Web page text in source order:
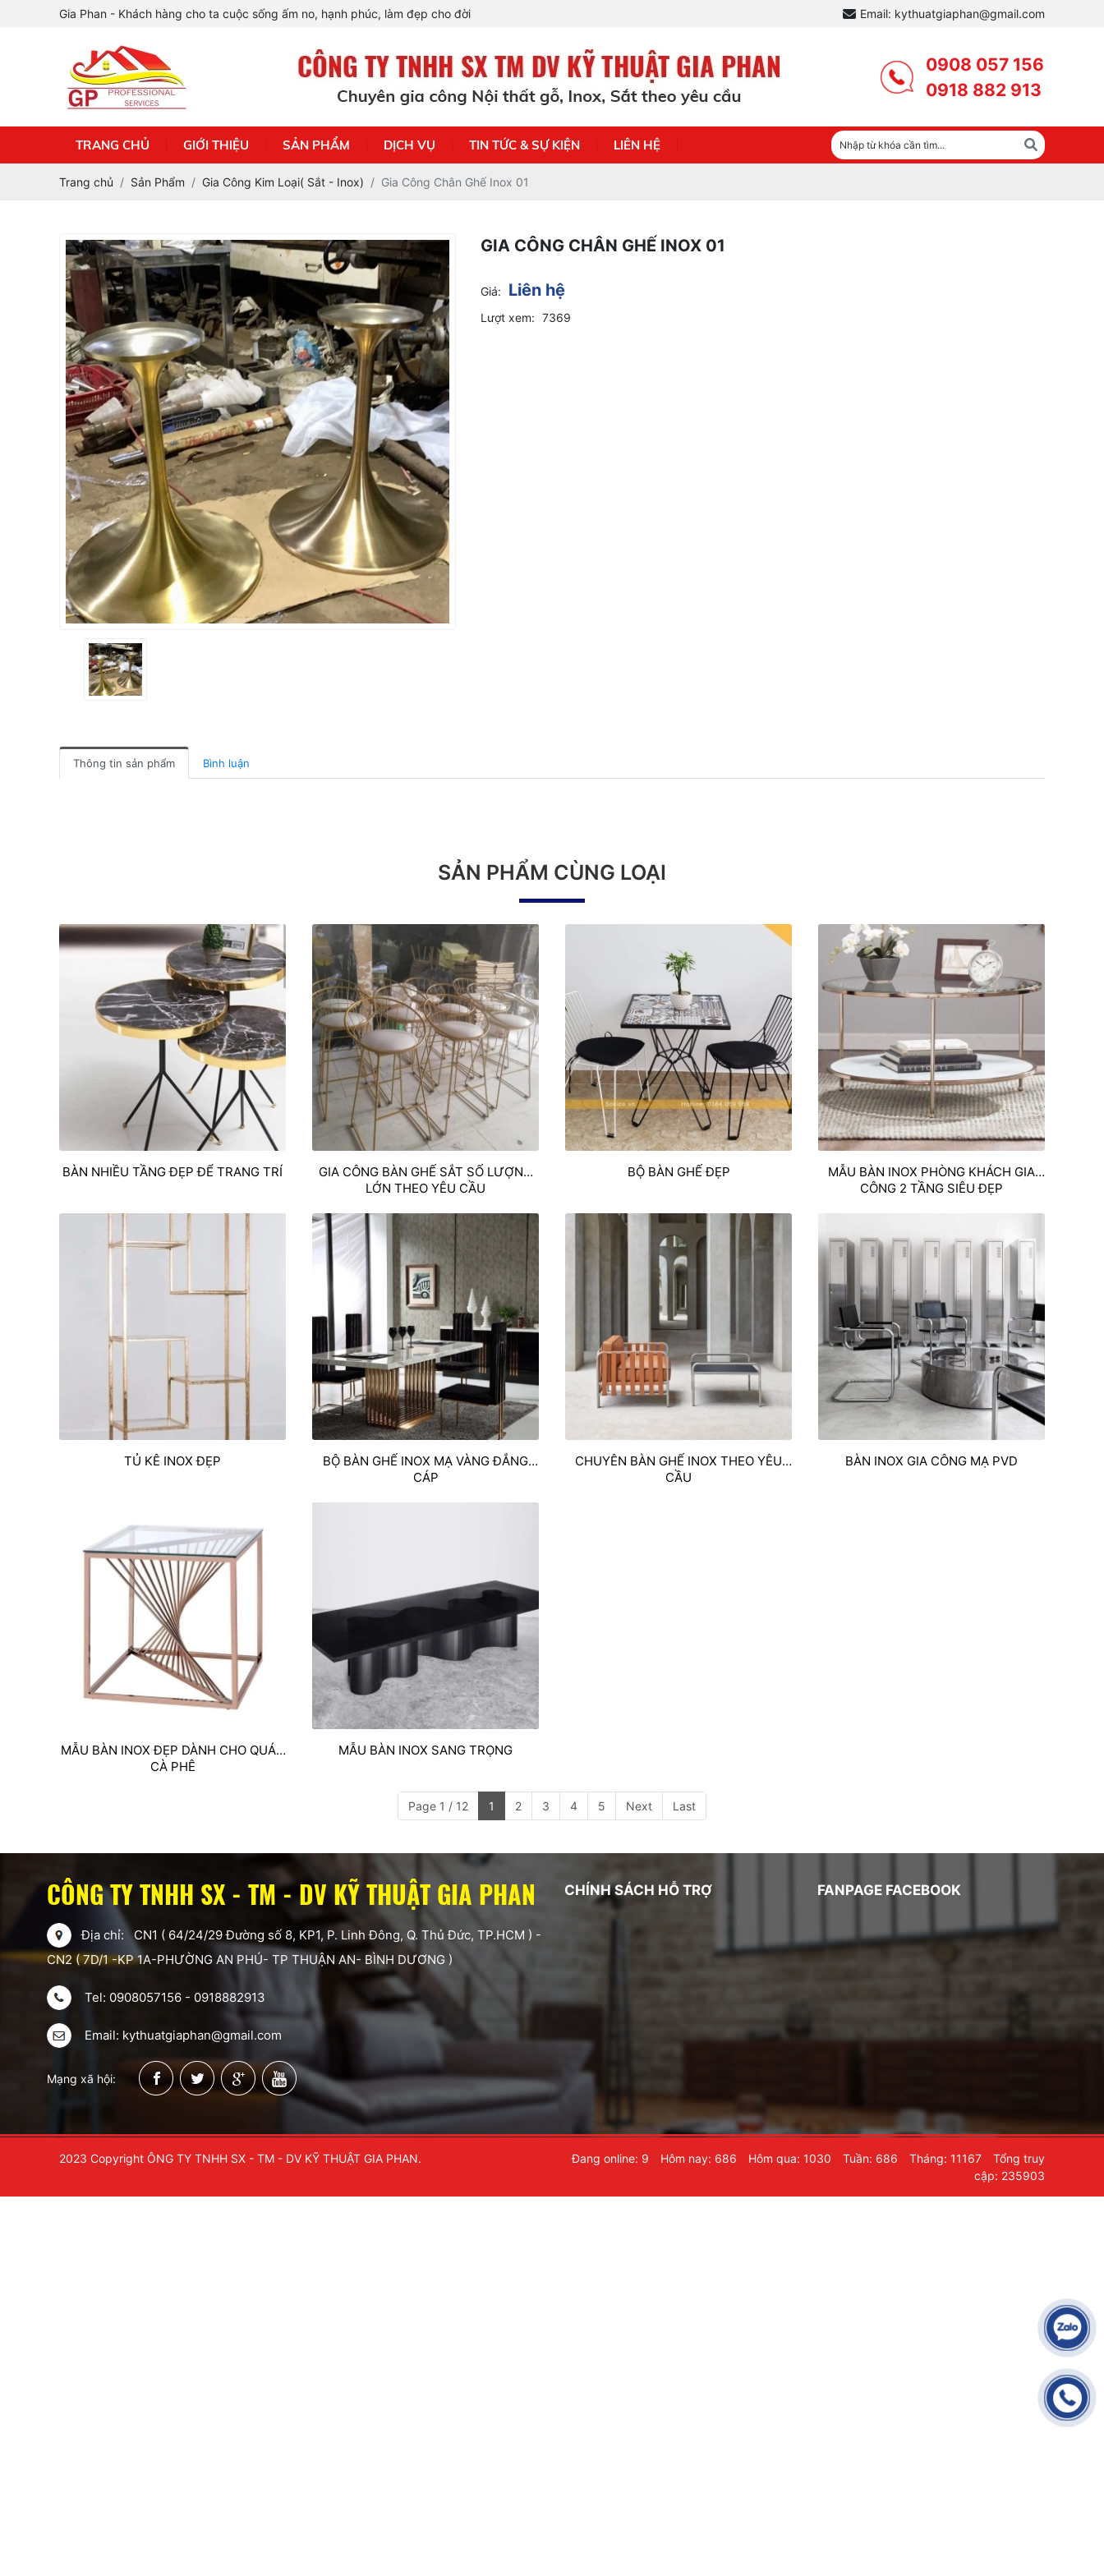
Gia Phan - Khách hàng cho ta cuộc sống ấm no, hạnh phúc, làm đẹp cho đời Email: kythuatgiaphan@gmail.com
0908 057 156
0918 882 913
TRANG CHỦ GIỚI THIỆU SẢN PHẨM DỊCH VỤ TIN TỨC & SỰ KIỆN LIÊN HỆ
Trang chủ Sản Phẩm Gia Công Kim Loại( Sắt - Inox) Gia Công Chân Ghế Inox 01
GIA CÔNG CHÂN GHẾ INOX 01
Giá: Liên hệ
Lượt xem: 7369
Thông tin sản phẩm Bình luận
SẢN PHẨM CÙNG LOẠI
BÀN NHIỀU TẦNG ĐẸP ĐỂ TRANG TRÍ
GIA CÔNG BÀN GHẾ SẮT SỐ LƯỢNG
LỚN THEO YÊU CẦU
BỘ BÀN GHẾ ĐẸP
MẪU BÀN INOX PHÒNG KHÁCH GIA
CÔNG 2 TẦNG SIÊU ĐẸP
TỦ KÊ INOX ĐẸP
BỘ BÀN GHẾ INOX MẠ VÀNG ĐẲNG
CÁP
CHUYÊN BÀN GHẾ INOX THEO YÊU
CẦU
BÀN INOX GIA CÔNG MẠ PVD
MẪU BÀN INOX ĐẸP DÀNH CHO QUÁN
CÀ PHÊ
MẪU BÀN INOX SANG TRỌNG
Page 1 / 12 1 2 3 4 5 Next Last
CÔNG TY TNHH SX - TM - DV KỸ THUẬT GIA PHAN
Địa chỉ: CN1 ( 64/24/29 Đường số 8, KP1, P. Linh Đông, Q. Thủ Đức, TP.HCM ) -
CN2 ( 7D/1 -KP 1A-PHƯỜNG AN PHÚ- TP THUẬN AN- BÌNH DƯƠNG )
Tel: 0908057156 - 0918882913
Email: kythuatgiaphan@gmail.com
Mạng xã hội:
CHÍNH SÁCH HỖ TRỢ FANPAGE FACEBOOK
2023 Copyright ÔNG TY TNHH SX - TM - DV KỸ THUẬT GIA PHAN. Đang online: 9 Hôm nay: 686 Hôm qua: 1030 Tuần: 686 Tháng: 11167
Tổng truy
cập: 235903